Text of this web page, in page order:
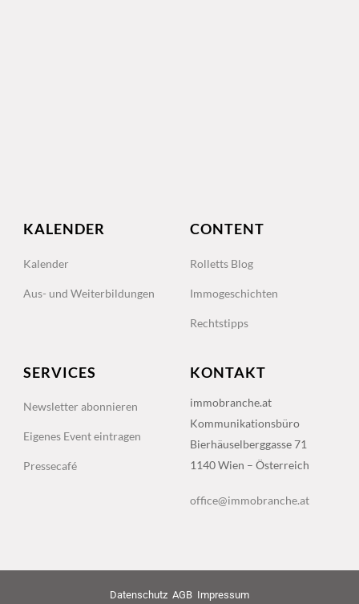
KALENDER
Kalender
Aus- und Weiterbildungen
CONTENT
Rolletts Blog
Immogeschichten
Rechtstipps
SERVICES
Newsletter abonnieren
Eigenes Event eintragen
Pressecafé
KONTAKT
immobranche.at
Kommunikationsbüro
Bierhäuselberggasse 71
1140 Wien – Österreich
office@immobranche.at
Datenschutz AGB Impressum